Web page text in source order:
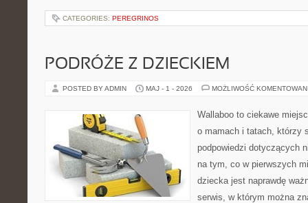
CATEGORIES: PEREGRINOS
PODRÓŻE Z DZIECKIEM
POSTED BY ADMIN MAJ - 1 - 2026 MOŻLIWOŚĆ
Wallaboo to ciekawe
o mamach i tatach, którzy
podpowiedzi dotyczących
na tym, co w pierwszych
dziecka jest naprawdę
serwis, w którym można